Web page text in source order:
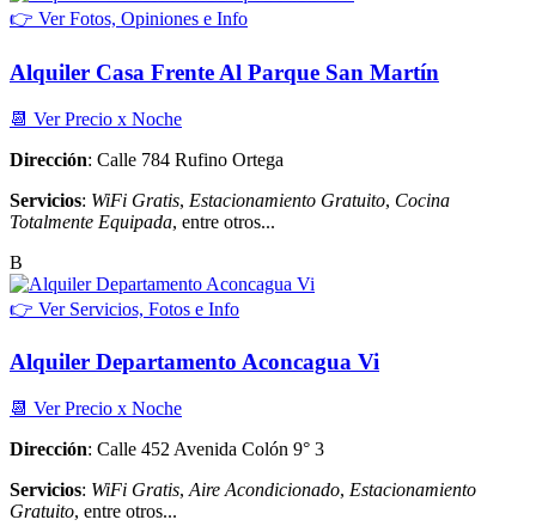
👉 Ver Fotos, Opiniones e Info
Alquiler Casa Frente Al Parque San Martín
📆 Ver Precio x Noche
Dirección: Calle 784 Rufino Ortega
Servicios: WiFi Gratis, Estacionamiento Gratuito, Cocina
Totalmente Equipada, entre otros...
B
👉 Ver Servicios, Fotos e Info
Alquiler Departamento Aconcagua Vi
📆 Ver Precio x Noche
Dirección: Calle 452 Avenida Colón 9° 3
Servicios: WiFi Gratis, Aire Acondicionado, Estacionamiento
Gratuito, entre otros...